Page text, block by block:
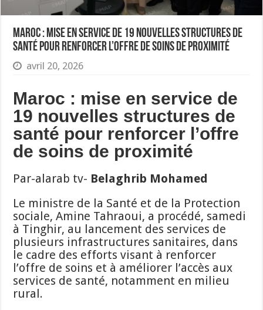
Maroc : mise en service de 19 nouvelles structures de
santé pour renforcer l’offre de soins de proximité
avril 20, 2026
Maroc : mise en service de
19 nouvelles structures de
santé pour renforcer l’offre
de soins de proximité
Par-alarab tv- Belaghrib Mohamed
Le ministre de la Santé et de la Protection
sociale, Amine Tahraoui, a procédé, samedi
à Tinghir, au lancement des services de
plusieurs infrastructures sanitaires, dans
le cadre des efforts visant à renforcer
l’offre de soins et à améliorer l’accès aux
services de santé, notamment en milieu
rural.